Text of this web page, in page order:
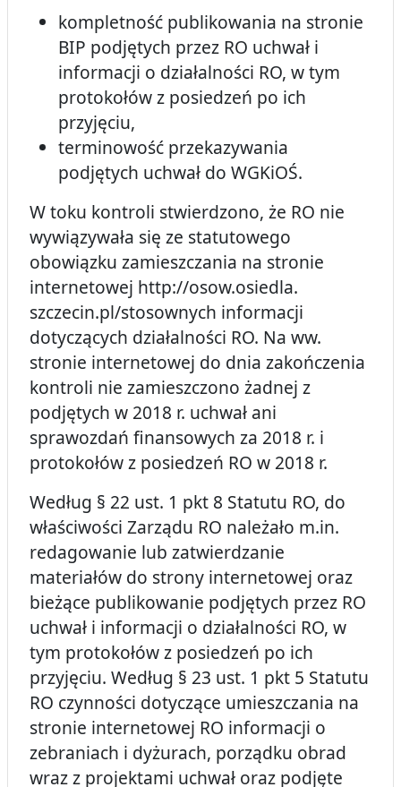
kompletność publikowania na stronie
BIP podjętych przez RO uchwał i
informacji o działalności RO, w tym
protokołów z posiedzeń po ich
przyjęciu,
terminowość przekazywania
podjętych uchwał do WGKiOŚ.
W toku kontroli stwierdzono, że RO nie
wywiązywała się ze statutowego
obowiązku zamieszczania na stronie
internetowej http://osow.osiedla.
szczecin.pl/stosownych informacji
dotyczących działalności RO. Na ww.
stronie internetowej do dnia zakończenia
kontroli nie zamieszczono żadnej z
podjętych w 2018 r. uchwał ani
sprawozdań finansowych za 2018 r. i
protokołów z posiedzeń RO w 2018 r.
Według § 22 ust. 1 pkt 8 Statutu RO, do
właściwości Zarządu RO należało m.in.
redagowanie lub zatwierdzanie
materiałów do strony internetowej oraz
bieżące publikowanie podjętych przez RO
uchwał i informacji o działalności RO, w
tym protokołów z posiedzeń po ich
przyjęciu. Według § 23 ust. 1 pkt 5 Statutu
RO czynności dotyczące umieszczania na
stronie internetowej RO informacji o
zebraniach i dyżurach, porządku obrad
wraz z projektami uchwał oraz podjęte